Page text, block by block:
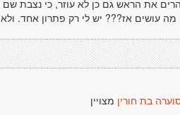
את הראש גם כן לא עוזר, כי נצבת
עושים אז??? יש לי רק פתרון אחד. ולא
בת חורין מצויין